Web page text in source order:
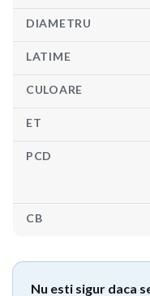
DIAMETRU
LATIME
CULOARE
ET
PCD
CB
Nu esti sigur daca